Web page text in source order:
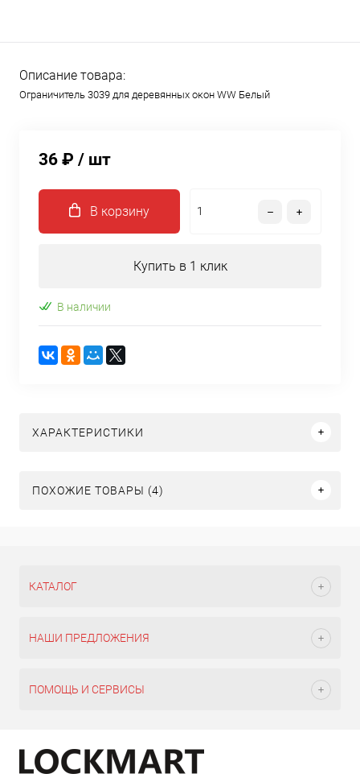
Описание товара:
Ограничитель 3039 для деревянных окон WW Белый
36 ₽ / шт
В корзину
Купить в 1 клик
В наличии
ХАРАКТЕРИСТИКИ
ПОХОЖИЕ ТОВАРЫ (4)
КАТАЛОГ
НАШИ ПРЕДЛОЖЕНИЯ
ПОМОЩЬ И СЕРВИСЫ